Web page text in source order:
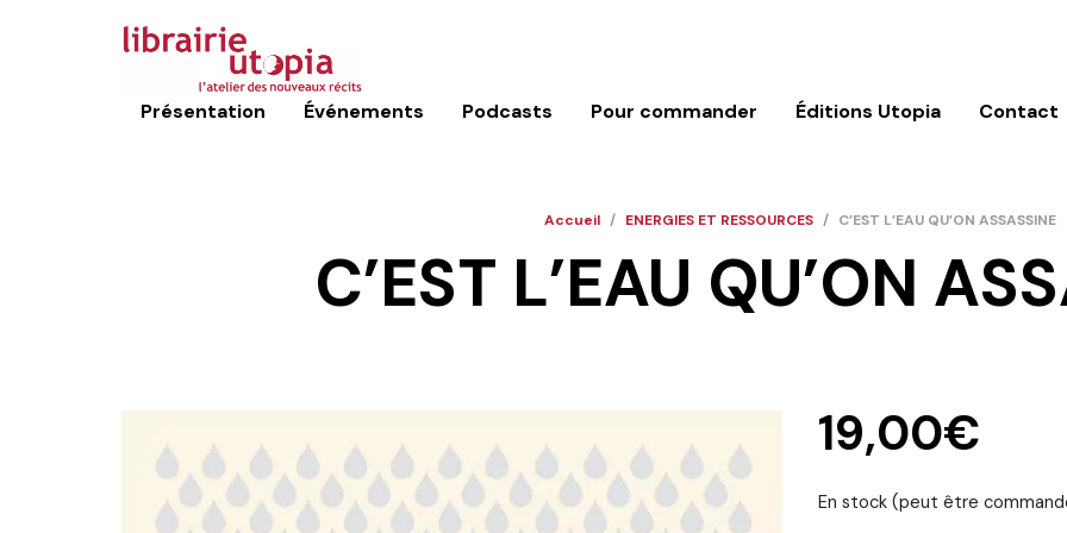
Présentation Événements Podcasts Pour commander Éditions Utopia Contact
Accueil / ENERGIES ET RESSOURCES / C’EST L’EAU QU’ON ASSASSINE
C’EST L’EAU QU’ON
19,00€
En stock (peut être